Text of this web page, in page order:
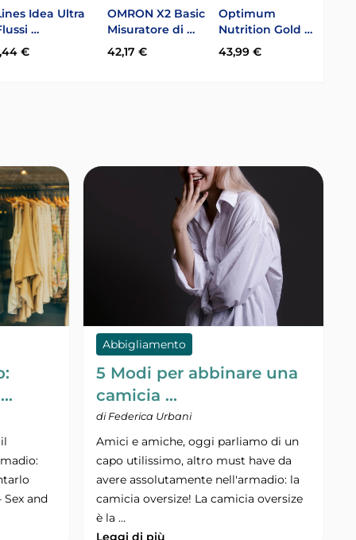
Idea Ultra
…
€
OMRON X2 Basic
Misuratore di …
42,17 €
Optimum
Nutrition Gold …
43,99 €
Sex and
Abbigliamento
5 Modi per abbinare una
camicia …
di Federica Urbani
Amici e amiche, oggi parliamo di un
capo utilissimo, altro must have da
avere assolutamente nell'armadio: la
camicia oversize! La camicia oversize
è la …